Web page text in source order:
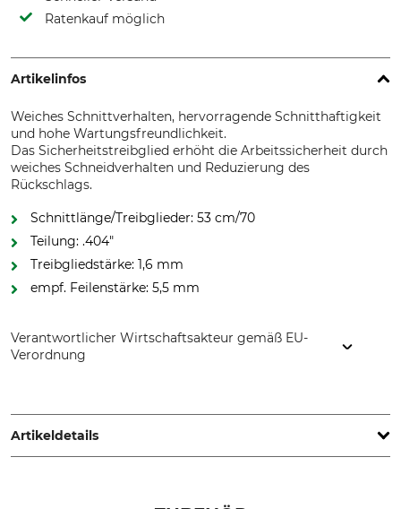
Ratenkauf möglich
Artikelinfos
Weiches Schnittverhalten, hervorragende Schnitthaftigkeit
und hohe Wartungsfreundlichkeit.
Das Sicherheitstreibglied erhöht die Arbeitssicherheit durch
weiches Schneidverhalten und Reduzierung des
Rückschlags.
Schnittlänge/Treibglieder: 53 cm/70
Teilung: .404"
Treibgliedstärke: 1,6 mm
empf. Feilenstärke: 5,5 mm
Verantwortlicher Wirtschaftsakteur gemäß EU-
Verordnung
Germany, www.oregonproducts.com
Artikeldetails
53 cm